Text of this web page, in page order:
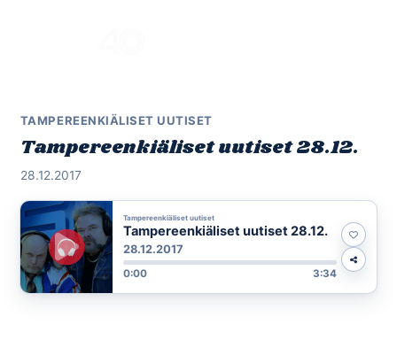
TAMPEREENKIÄLISET UUTISET
Tampereenkiäliset uutiset 28.12.
28.12.2017
Tampereenkiäliset uutiset
Tampereenkiäliset uutiset 28.12.
28.12.2017
0:00 3:34